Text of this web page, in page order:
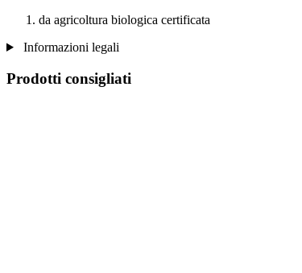
da agricoltura biologica certificata
Informazioni legali
Prodotti consigliati